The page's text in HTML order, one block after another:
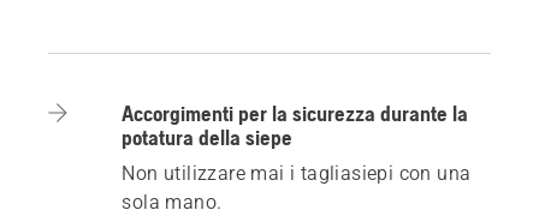
Accorgimenti per la sicurezza durante la
potatura della siepe
Non utilizzare mai i tagliasiepi con una
sola mano.